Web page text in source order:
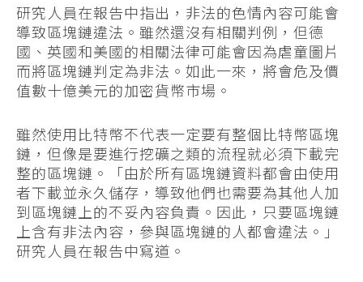
研究人員在報告中指出，非法的色情內容可能會
導致區塊鏈違法。雖然還沒有相關判例，但德
國、英國和美國的相關法律可能會因為虐童圖片
而將區塊鏈判定為非法。如此一來，將會危及價
值數十億美元的加密貨幣市場。
雖然使用比特幣不代表一定要有整個比特幣區塊
鏈，但像是要進行挖礦之類的流程就必須下載完
整的區塊鏈。「由於所有區塊鏈資料都會由使用
者下載並永久儲存，導致他們也需要為其他人加
到區塊鏈上的不妥內容負責。因此，只要區塊鏈
上含有非法內容，參與區塊鏈的人都會違法。」
研究人員在報告中寫道。